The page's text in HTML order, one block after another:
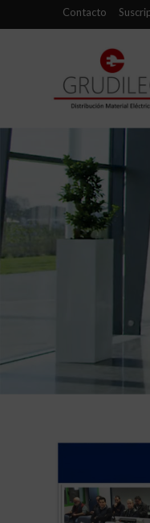
Contacto